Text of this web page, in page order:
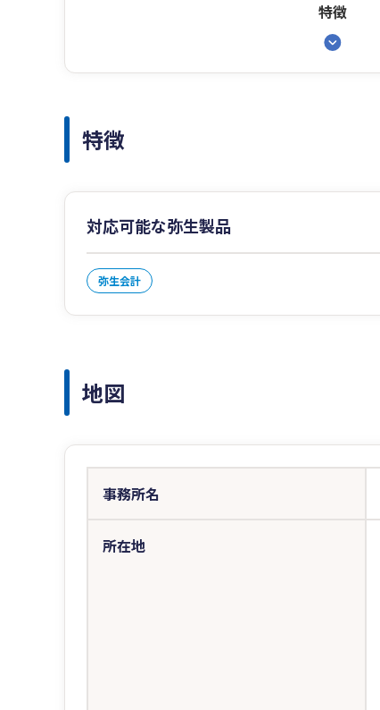
特徴
特徴
対応可能な弥生製品
弥生会計
地図
事務所名
所在地